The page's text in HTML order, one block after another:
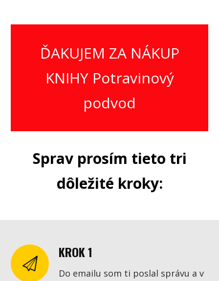
ĎAKUJEM ZA NÁKUP
KNIHY Potravinový
podvod
Sprav prosím tieto tri
dôležité kroky:
KROK 1
Do emailu som ti poslal správu a v